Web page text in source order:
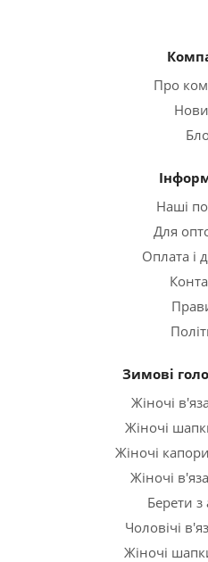
Про
Наші
Для
Оплата і
Зимові
Жіночі
Жіночі
Жіночі
Жіночі
Берети з
Чоловічі
Жіночі